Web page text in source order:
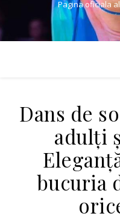
Pagina oficiala
Dans de
adulți
bucuria